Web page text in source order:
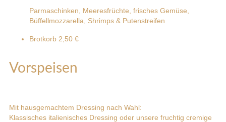
Parmaschinken, Meeresfrüchte, frisches Gemüse,
Büffellmozzarella, Shrimps & Putenstreifen
Brotkorb 2,50 €
Vorspeisen
Mit hausgemachtem Dressing nach Wahl:
Klassisches italienisches Dressing oder unsere fruchtig cremige